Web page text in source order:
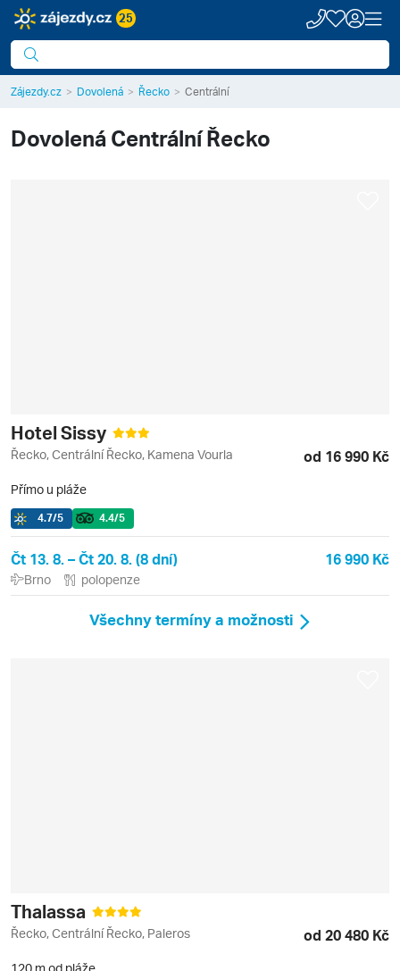
25
Zájezdy.cz Dovolená Řecko Centrální
Dovolená Centrální Řecko
Hotel Sissy
Řecko, Centrální Řecko, Kamena Vourla od 16 990 Kč
Přímo u pláže
4.7/5 4.4/5
Čt 13. 8. – Čt 20. 8. (8 dní) 16 990 Kč
Brno polopenze
Všechny termíny a možnosti
Thalassa
Řecko, Centrální Řecko, Paleros od 20 480 Kč
120 m od pláže